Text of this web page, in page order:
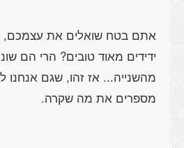
אתם בטח שואלים את עצמכם,
ידידים מאוד טובים? הרי הם
מהשנייה... אז זהו, שגם אנחנו
מספרים את מה שקרה.